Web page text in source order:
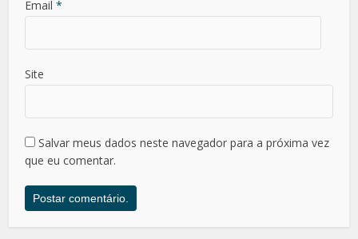
Email *
Site
Salvar meus dados neste navegador para a próxima vez
que eu comentar.